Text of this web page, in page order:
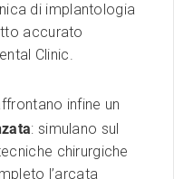
di implantologia
accurato
Clinic.
infine un
: simulano sul
chirurgiche
l’arcata